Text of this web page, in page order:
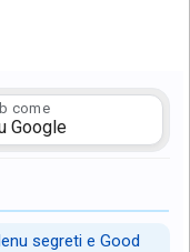
come
Google
segreti e Good